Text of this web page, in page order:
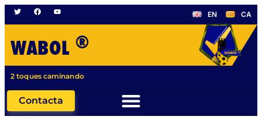
EN CA
WABOL ®
2 toques caminando
Contacta